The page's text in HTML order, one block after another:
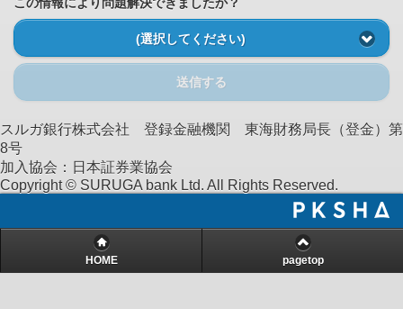
(選択してください)
送信する
スルガ銀行株式会社 登録金融機関 東海財務局長（登金）第
8号
加入協会：日本証券業協会
Copyright © SURUGA bank Ltd. All Rights Reserved.
HOME pagetop